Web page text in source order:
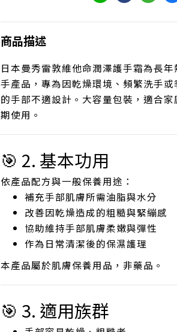
商品描述
日本曼秀雷敦維他命潤澤護手霜為長年
手產品，專為因乾燥環境、頻繁洗手或
的手部不適設計。大容量包裝，適合家
期使用。
🎯 2. 基本功用
依產品配方與一般保養用途：
補充手部肌膚所需油脂與水分
改善因乾燥造成的粗糙與緊繃感
協助維持手部肌膚柔嫩與彈性
作為日常清潔後的保濕護理
本產品屬於肌膚保養用品，非藥品。
🎯 3. 適用族群